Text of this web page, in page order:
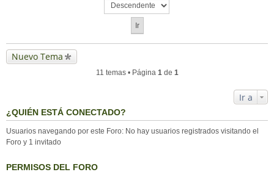
Nuevo Tema
11 temas • Página 1de 1
Ir a
¿QUIÉN ESTÁ CONECTADO?
Usuarios navegando por este Foro: No hay usuarios registrados visitando el
Foro y 1 invitado
PERMISOS DEL FORO